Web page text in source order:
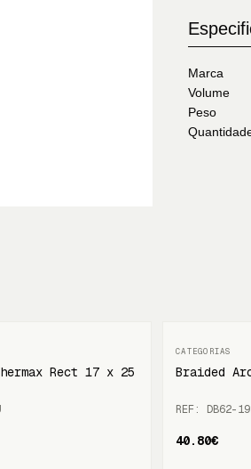
Marca
Volume
Peso
Rect 17 x 25
REF: DB62-
40.80€